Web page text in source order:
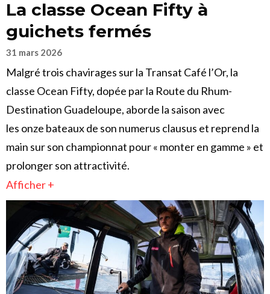
La classe Ocean Fifty à
guichets fermés
31 mars 2026
Malgré trois chavirages sur la Transat Café l’Or, la
classe Ocean Fifty, dopée par la Route du Rhum-
Destination Guadeloupe, aborde la saison avec
les onze bateaux de son numerus clausus et reprend la
main sur son championnat pour « monter en gamme » et
prolonger son attractivité.
Afficher +